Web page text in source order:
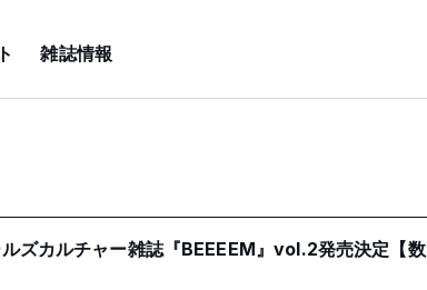
雑誌情報
ズカルチャー雑誌『BEEEEM』vol.2発売決定【数